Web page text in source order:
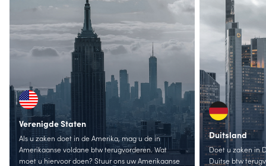
Verenigde Staten
Als u zaken doet in de Amerika, mag u de in
Amerikaanse voldane btw terugvorderen. Wat
moet u hiervoor doen? Stuur ons uw Amerikaanse
Duitsland
Doet u zaken in
Duitse btw